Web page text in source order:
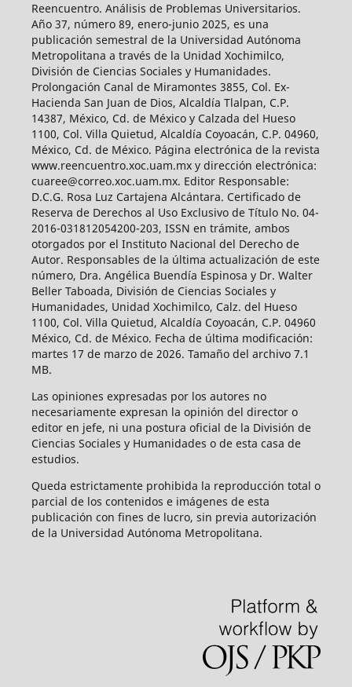
Reencuentro. Análisis de Problemas Universitarios.
Año 37, número 89, enero-junio 2025, es una
publicación semestral de la Universidad Autónoma
Metropolitana a través de la Unidad Xochimilco,
División de Ciencias Sociales y Humanidades.
Prolongación Canal de Miramontes 3855, Col. Ex-
Hacienda San Juan de Dios, Alcaldía Tlalpan, C.P.
14387, México, Cd. de México y Calzada del Hueso
1100, Col. Villa Quietud, Alcaldía Coyoacán, C.P. 04960,
México, Cd. de México. Página electrónica de la revista
www.reencuentro.xoc.uam.mx y dirección electrónica:
cuaree@correo.xoc.uam.mx. Editor Responsable:
D.C.G. Rosa Luz Cartajena Alcántara. Certificado de
Reserva de Derechos al Uso Exclusivo de Título No. 04-
2016-031812054200-203, ISSN en trámite, ambos
otorgados por el Instituto Nacional del Derecho de
Autor. Responsables de la última actualización de este
número, Dra. Angélica Buendía Espinosa y Dr. Walter
Beller Taboada, División de Ciencias Sociales y
Humanidades, Unidad Xochimilco, Calz. del Hueso
1100, Col. Villa Quietud, Alcaldía Coyoacán, C.P. 04960
México, Cd. de México. Fecha de última modificación:
martes 17 de marzo de 2026. Tamaño del archivo 7.1
MB.
Las opiniones expresadas por los autores no
necesariamente expresan la opinión del director o
editor en jefe, ni una postura oficial de la División de
Ciencias Sociales y Humanidades o de esta casa de
estudios.
Queda estrictamente prohibida la reproducción total o
parcial de los contenidos e imágenes de esta
publicación con fines de lucro, sin previa autorización
de la Universidad Autónoma Metropolitana.